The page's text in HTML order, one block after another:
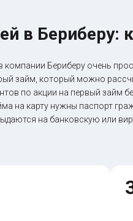
в Бериберу:
компании Бериберу очень
займ, который можно
по акции на первый займ
на карту нужны паспорт
на банковскую или